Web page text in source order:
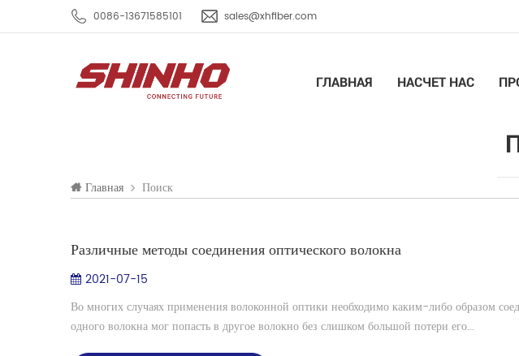
0086-13671585101 sales@xhfiber.com
ГЛАВНАЯ НАСЧЕТ НАС
Главная Поиск
Различные методы соединения оптического волокна
2021-07-15
Во многих случаях применения волоконной оптики необходимо каким-либо образом
одного волокна мог попасть в другое волокно без слишком большой потери его...